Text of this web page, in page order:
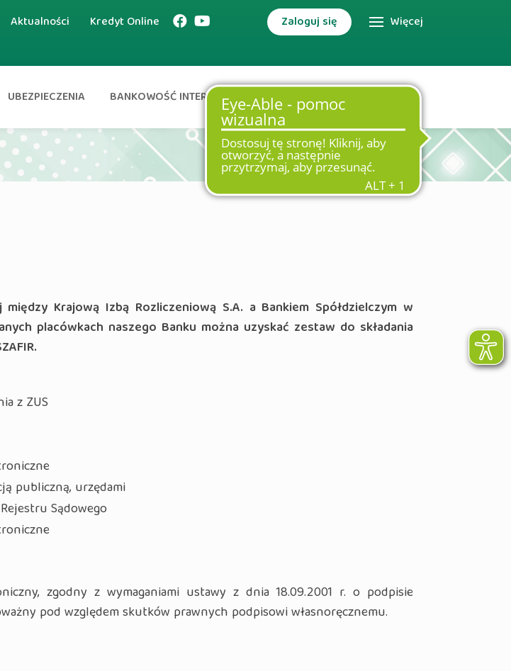
Aktualności Kredyt Online Zaloguj się Więcej
UBEZPIECZENIA BANKOWOŚĆ INTERNETOWA
DODATKOWE USŁUGI
między Krajową Izbą Rozliczeniową S.A. a Bankiem Spółdzielczym w
placówkach naszego Banku można uzyskać zestaw do składania
z ZUS
publiczną, urzędami
Sądowego
zgodny z wymaganiami ustawy z dnia 18.09.2001 r. o podpisie
pod względem skutków prawnych podpisowi własnoręcznemu.